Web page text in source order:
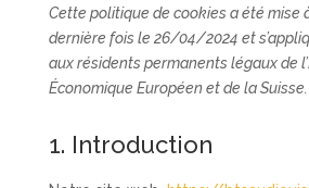
Cette politique de cookies a été mise
dernière fois le 26/04/2024 et
aux résidents permanents légaux de
Économique Européen et de la Suisse.
1. Introduction